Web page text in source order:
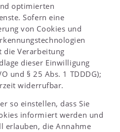
optimierten
Sofern eine
von Cookies und
die Verarbeitung
dieser Einwilligung
und § 25 Abs. 1 TDDDG);
widerrufbar.
so einstellen, dass Sie
informiert werden und
erlauben, die Annahme